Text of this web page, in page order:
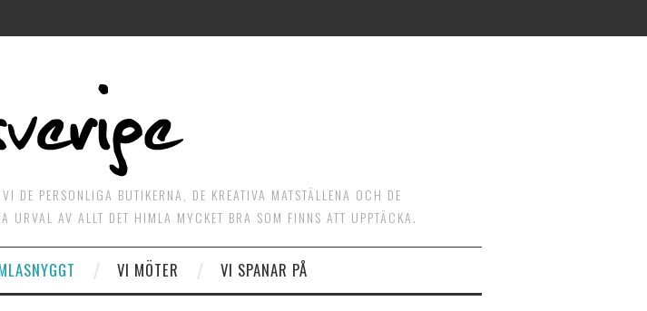
PERSONLIGA BUTIKERNA, DE KREATIVA MATSTÄLLENA OCH DE
URVAL AV ALLT DET HIMLA MYCKET BRA SOM FINNS ATT UPPTÄCKA.
VI MÖTER VI SPANAR PÅ